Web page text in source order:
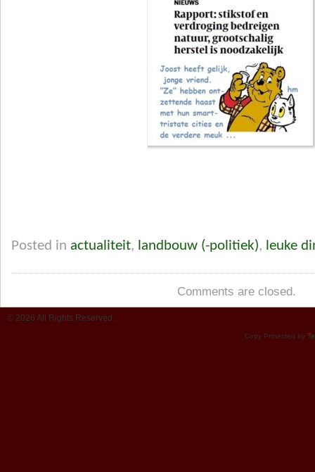
Posted in actualiteit, landbouw (-politiek), leuke
Comments are closed.
© 2026 All Rights Reserved.
Copy Protected by